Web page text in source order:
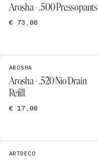
Arosha - .500 Pressopants
€ 73,00
AROSHA
Arosha - .520 Nio Drain
Refill
€ 17,00
ARTDECO